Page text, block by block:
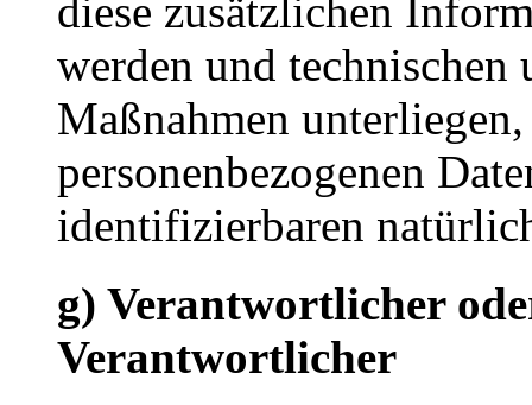
diese zusätzlichen
werden und technischen
Maßnahmen
personenbezogenen
identifizierbaren
g) Verantwortlicher
Verantwortlicher